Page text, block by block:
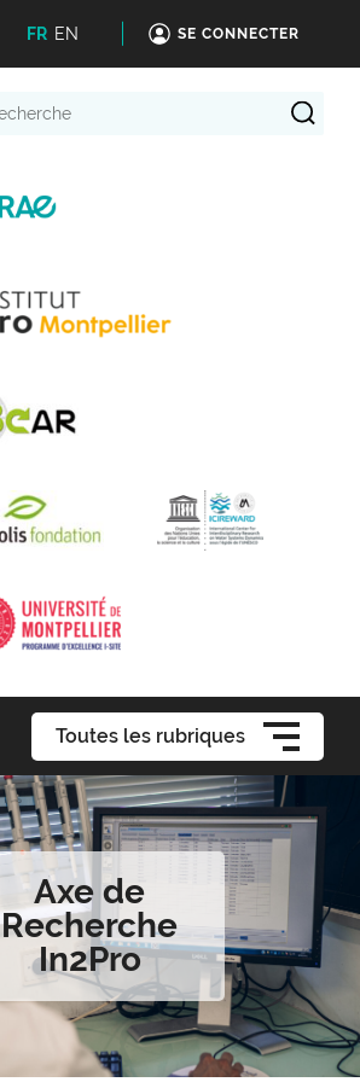
FR EN SE CONNECTER
Toutes les rubriques
Axe de
Recherche
In2Pro